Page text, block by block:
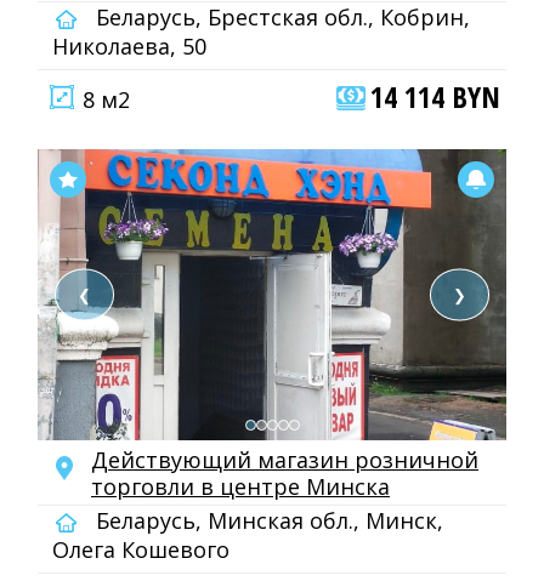
Беларусь, Брестская обл., Кобрин,
Николаева, 50
8 м2
14 114 BYN
❮ ❯
Действующий магазин розничной
торговли в центре Минска
Беларусь, Минская обл., Минск,
Олега Кошевого